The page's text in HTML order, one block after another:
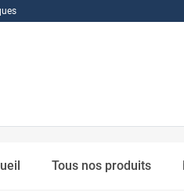
Tous nos produits